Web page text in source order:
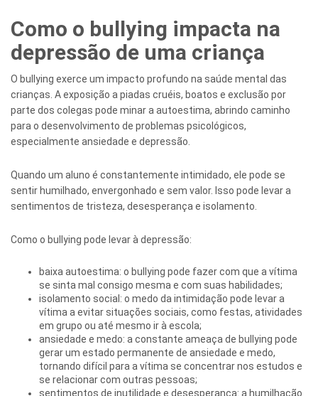
Como o bullying impacta na
depressão de uma criança
O bullying exerce um impacto profundo na saúde mental das
crianças. A exposição a piadas cruéis, boatos e exclusão por
parte dos colegas pode minar a autoestima, abrindo caminho
para o desenvolvimento de problemas psicológicos,
especialmente ansiedade e depressão.
Quando um aluno é constantemente intimidado, ele pode se
sentir humilhado, envergonhado e sem valor. Isso pode levar a
sentimentos de tristeza, desesperança e isolamento.
Como o bullying pode levar à depressão:
baixa autoestima: o bullying pode fazer com que a vítima
se sinta mal consigo mesma e com suas habilidades;
isolamento social: o medo da intimidação pode levar a
vítima a evitar situações sociais, como festas, atividades
em grupo ou até mesmo ir à escola;
ansiedade e medo: a constante ameaça de bullying pode
gerar um estado permanente de ansiedade e medo,
tornando difícil para a vítima se concentrar nos estudos e
se relacionar com outras pessoas;
sentimentos de inutilidade e desesperança: a humilhação